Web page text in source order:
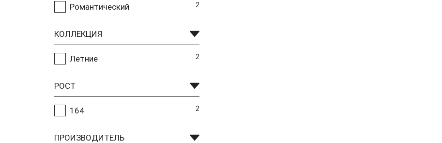
Романтический 2
КОЛЛЕКЦИЯ
Летние 2
РОСТ
164 2
ПРОИЗВОДИТЕЛЬ